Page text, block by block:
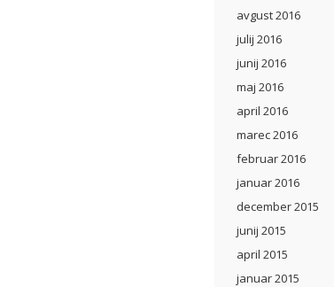
avgust 2016
julij 2016
junij 2016
maj 2016
april 2016
marec 2016
februar 2016
januar 2016
december 2015
junij 2015
april 2015
januar 2015